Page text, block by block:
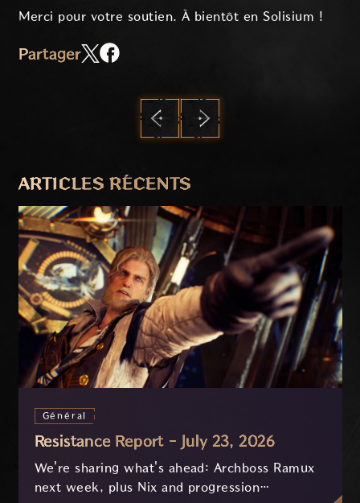
Merci pour votre soutien. À bientôt en Solisium !
Partager
ARTICLES RÉCENTS
Général
Resistance Report - July 23, 2026
We're sharing what's ahead: Archboss Ramux
next week, plus Nix and progression